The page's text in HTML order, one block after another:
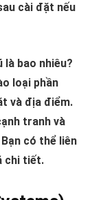
cài đặt nếu
là bao nhiêu?
loại phần
và địa điểm.
tranh và
có thể liên
chi tiết.